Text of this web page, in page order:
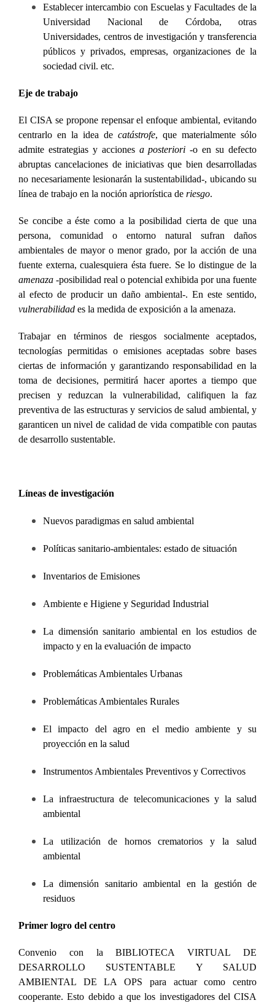
Establecer intercambio con Escuelas y Facultades de la
Universidad Nacional de Córdoba, otras
Universidades, centros de investigación y transferencia
públicos y privados, empresas, organizaciones de la
sociedad civil. etc.
Eje de trabajo
El CISA se propone repensar el enfoque ambiental, evitando
centrarlo en la idea de catástrofe, que materialmente sólo
admite estrategias y acciones a posteriori -o en su defecto
abruptas cancelaciones de iniciativas que bien desarrolladas
no necesariamente lesionarán la sustentabilidad-, ubicando su
línea de trabajo en la noción apriorística de riesgo.
Se concibe a éste como a la posibilidad cierta de que una
persona, comunidad o entorno natural sufran daños
ambientales de mayor o menor grado, por la acción de una
fuente externa, cualesquiera ésta fuere. Se lo distingue de la
amenaza -posibilidad real o potencial exhibida por una fuente
al efecto de producir un daño ambiental-. En este sentido,
vulnerabilidad es la medida de exposición a la amenaza.
Trabajar en términos de riesgos socialmente aceptados,
tecnologías permitidas o emisiones aceptadas sobre bases
ciertas de información y garantizando responsabilidad en la
toma de decisiones, permitirá hacer aportes a tiempo que
precisen y reduzcan la vulnerabilidad, califiquen la faz
preventiva de las estructuras y servicios de salud ambiental, y
garanticen un nivel de calidad de vida compatible con pautas
de desarrollo sustentable.
Líneas de investigación
Nuevos paradigmas en salud ambiental
Políticas sanitario-ambientales: estado de situación
Inventarios de Emisiones
Ambiente e Higiene y Seguridad Industrial
La dimensión sanitario ambiental en los estudios de
impacto y en la evaluación de impacto
Problemáticas Ambientales Urbanas
Problemáticas Ambientales Rurales
El impacto del agro en el medio ambiente y su
proyección en la salud
Instrumentos Ambientales Preventivos y Correctivos
La infraestructura de telecomunicaciones y la salud
ambiental
La utilización de hornos crematorios y la salud
ambiental
La dimensión sanitario ambiental en la gestión de
residuos
Primer logro del centro
Convenio con la BIBLIOTECA VIRTUAL DE
DESARROLLO SUSTENTABLE Y SALUD
AMBIENTAL DE LA OPS para actuar como centro
cooperante. Esto debido a que los investigadores del CISA